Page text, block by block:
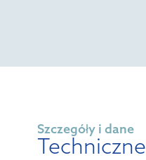
Szczegóły i dane
Techniczne